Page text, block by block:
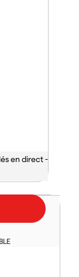
en direct -